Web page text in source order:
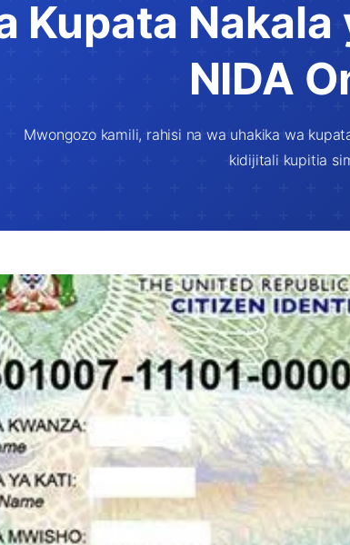
Kupata
NIDA
Mwongozo kamili, rahisi na wa uhakika wa
kidijitali kupitia